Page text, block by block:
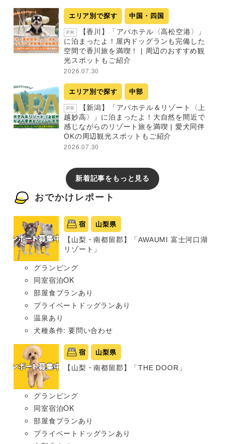
エリア別で探す 中国・四国
PR
【香川】「アパホテル〈高松空港〉」
に泊まったよ！屋内ドッグランも完備した
空間で香川旅を満喫！ | 周辺のおすすめ観
光スポットもご紹介
2026.07.30
エリア別で探す 中部
PR
【新潟】「アパホテル＆リゾート〈上
越妙高〉」に泊まったよ！大自然を間近で
感じながらのリゾート旅を満喫 | 愛犬同伴
OKの周辺観光スポットもご紹介
2026.07.30
新着記事をもっと見る
おでかけレポート
宿 山梨県
【山梨・南都留郡】「AWAUMI 富士河口湖
リゾート」
グランピング
同室宿泊OK
部屋食プランあり
プライベートドッグランあり
温泉あり
犬種条件: 要問い合わせ
宿 山梨県
【山梨・南都留郡】「THE DOOR」
グランピング
同室宿泊OK
部屋食プランあり
プライベートドッグランあり